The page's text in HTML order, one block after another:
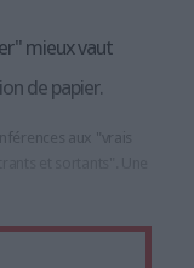
mieux vaut
de papier.
aux "vrais